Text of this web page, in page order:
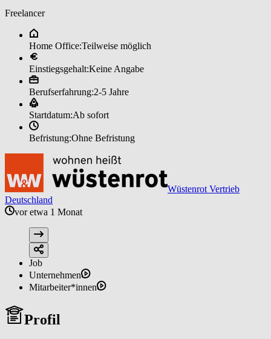
Freelancer
Home Office:Teilweise möglich
Einstiegsgehalt:Keine Angabe
Berufserfahrung:2-5 Jahre
Startdatum:Ab sofort
Befristung:Ohne Befristung
Wüstenrot Vertrieb
Deutschland
vor etwa 1 Monat
Job
Unternehmen
Mitarbeiter*innen
Profil